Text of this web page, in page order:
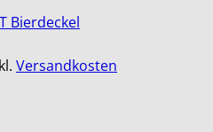
Bierdeckel
Versandkosten